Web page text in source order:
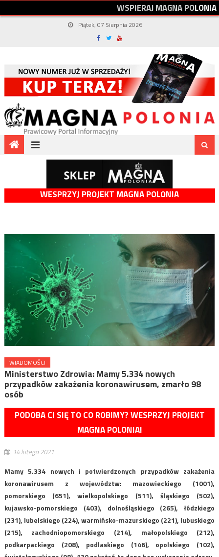
WSPIERAJMAGNAPOLONIA
Piątek, 07 Sierpnia 2026
WESPRZYJ PROJEKT MAGNA POLONIA
WIADOMOŚCI
Ministerstwo Zdrowia: Mamy 5.334 nowych
przypadków zakażenia koronawirusem, zmarło 98
osób
PODOBA CI SIĘ TO CO ROBIMY? WESPRZYJ PROJEKT
MAGNA POLONIA!
14 lutego 2021
Mamy 5.334 nowych i potwierdzonych przypadków zakażenia
koronawirusem z województw: mazowieckiego (1001),
pomorskiego (651), wielkopolskiego (511), śląskiego (502),
kujawsko-pomorskiego (403), dolnośląskiego (265), łódzkiego
(231), lubelskiego (224), warmińsko-mazurskiego (221), lubuskiego
(215), zachodniopomorskiego (214), małopolskiego (212),
podkarpackiego (208), podlaskiego (146), opolskiego (102),